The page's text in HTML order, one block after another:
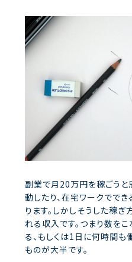
副業で月20万円を稼ごうと
動したり、在宅ワークでで
ります。しかしそうした稼
れる収入です。つまり数を
る、もしくは1日に何時間も
ものが大半です。